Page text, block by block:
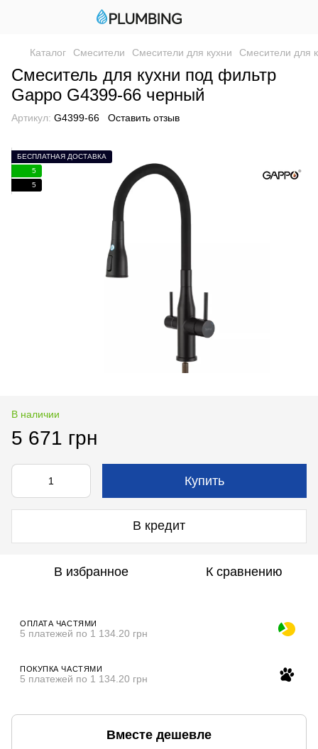
Каталог Смесители Смесители для кухни Смесители для
Смеситель для кухни под фильтр
Gappo G4399-66 черный
Артикул: G4399-66 Оставить отзыв
БЕСПЛАТНАЯ ДОСТАВКА
5
5
В наличии
5 671 грн
Купить
В кредит
В избранное К сравнению
ОПЛАТА ЧАСТЯМИ
5 платежей по 1 134.20 грн
ПОКУПКА ЧАСТЯМИ
5 платежей по 1 134.20 грн
Вместе дешевле